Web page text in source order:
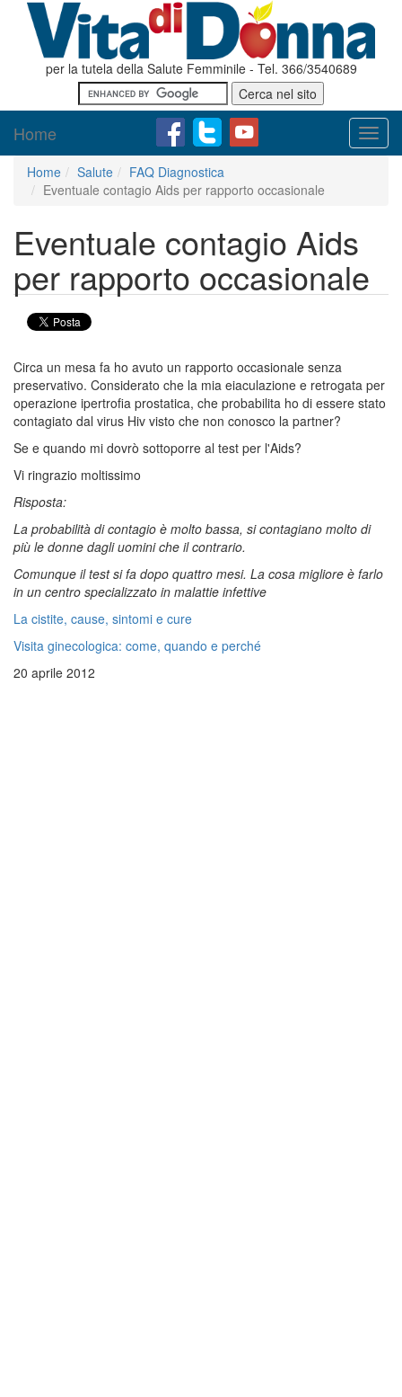
per la tutela della Salute Femminile - Tel. 366/3540689
Home
Home Salute
FAQ Diagnostica
Eventuale contagio Aids per rapporto occasionale
Eventuale contagio Aids
per rapporto occasionale
Circa un mesa fa ho avuto un rapporto occasionale senza
preservativo. Considerato che la mia eiaculazione e retrogata per
operazione ipertrofia prostatica, che probabilita ho di essere stato
contagiato dal virus Hiv visto che non conosco la partner?
Se e quando mi dovrò sottoporre al test per l'Aids?
Vi ringrazio moltissimo
Risposta:
La probabilità di contagio è molto bassa, si contagiano molto di
più le donne dagli uomini che il contrario.
Comunque il test si fa dopo quattro mesi. La cosa migliore è farlo
in un centro specializzato in malattie infettive
La cistite, cause, sintomi e cure
Visita ginecologica: come, quando e perché
20 aprile 2012